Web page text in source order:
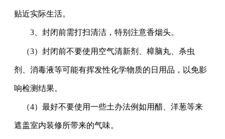
贴近实际生活。
3、封闭前需打扫清洁，特别注意香烟头。
（3）封闭前不要使用空气清新剂、樟脑丸、杀虫
剂、消毒液等可能有挥发性化学物质的日用品，以免影
响检测结果。
（4）最好不要使用一些土办法例如用醋、洋葱等来
遮盖室内装修所带来的气味。